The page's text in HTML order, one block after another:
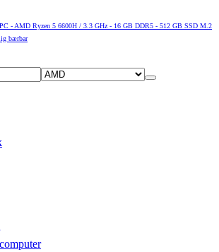
- AMD Ryzen 5 6600H / 3.3 GHz - 16 GB DDR5 - 512 GB SSD M.2
bærbar